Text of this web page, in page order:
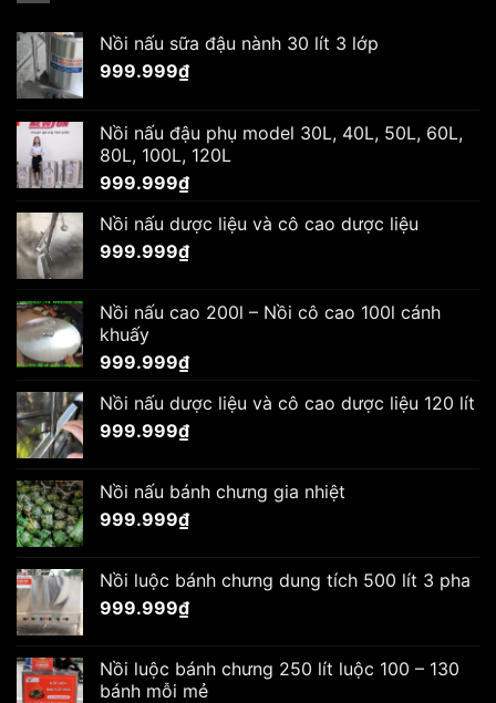
Nồi nấu sữa đậu nành 30 lít 3 lớp
999.999₫
Nồi nấu đậu phụ model 30L, 40L, 50L, 60L,
80L, 100L, 120L
999.999₫
Nồi nấu dược liệu và cô cao dược liệu
999.999₫
Nồi nấu cao 200l – Nồi cô cao 100l cánh
khuấy
999.999₫
Nồi nấu dược liệu và cô cao dược liệu 120 lít
999.999₫
Nồi nấu bánh chưng gia nhiệt
999.999₫
Nồi luộc bánh chưng dung tích 500 lít 3 pha
999.999₫
Nồi luộc bánh chưng 250 lít luộc 100 – 130
bánh mỗi mẻ